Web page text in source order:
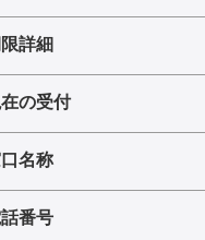
詳細
の受付
名称
番号